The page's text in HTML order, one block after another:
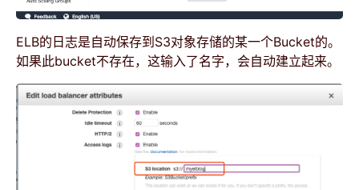
ELB的日志是自动保存到S3对象存储的某一个Bucket的。
如果此bucket不存在，这输入了名字，会自动建立起来。